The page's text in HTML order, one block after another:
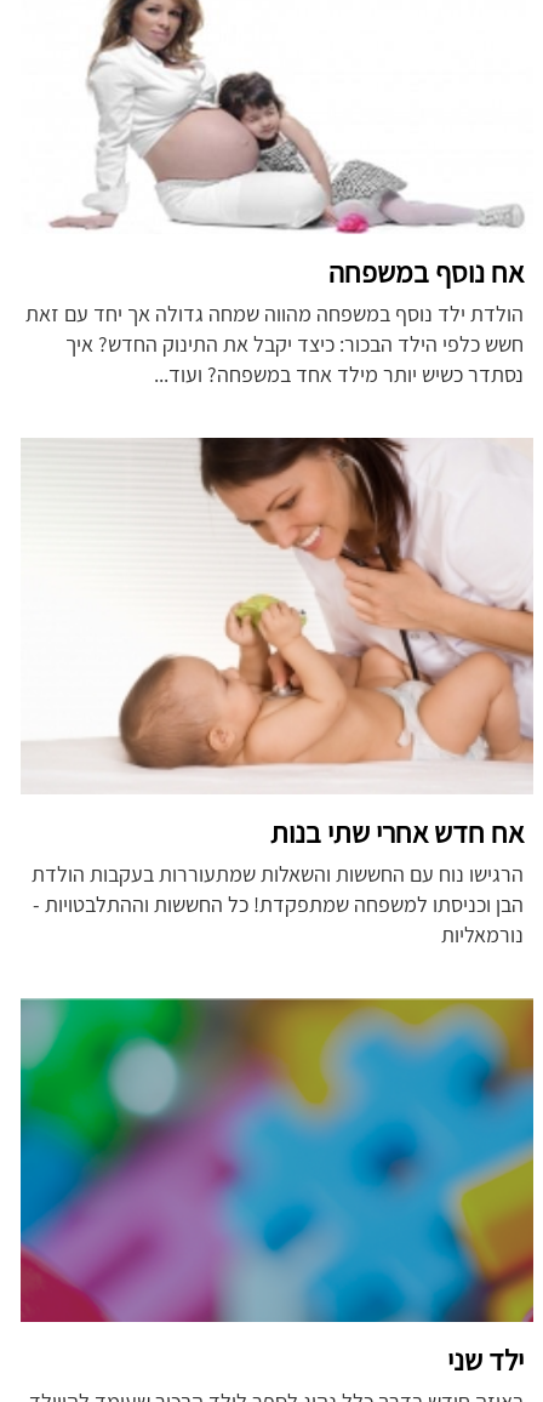
אח נוסף במשפחה
הולדת ילד נוסף במשפחה מהווה שמחה גדולה אך יחד עם זאת
חשש כלפי הילד הבכור: כיצד יקבל את התינוק החדש? איך
נסתדר כשיש יותר מילד אחד במשפחה? ועוד...
אח חדש אחרי שתי בנות
הרגישו נוח עם החששות והשאלות שמתעוררות בעקבות הולדת
הבן וכניסתו למשפחה שמתפקדת! כל החששות וההתלבטויות -
נורמאליות
ילד שני